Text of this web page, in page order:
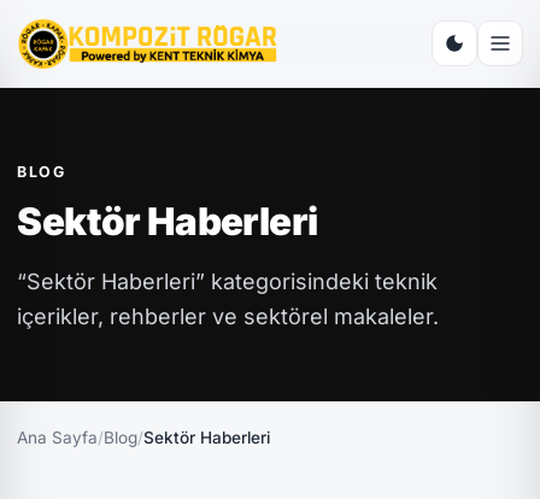
BLOG
Sektör Haberleri
“Sektör Haberleri” kategorisindeki teknik
içerikler, rehberler ve sektörel makaleler.
Ana Sayfa/Blog/Sektör Haberleri